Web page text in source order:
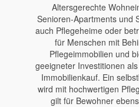
Altersgerechte
Senioren-Apartments und
auch Pflegeheime oder
für Menschen mit
Pflegeimmobilien und
geeigneter Investitionen
Immobilienkauf. Ein
wird mit hochwertigen
gilt für Bewohner